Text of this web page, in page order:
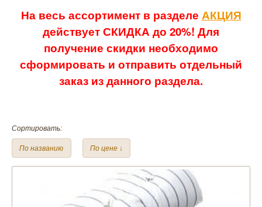
На весь ассортимент в разделе АКЦИЯ
действует СКИДКА до 20%! Для
получение скидки необходимо
сформировать и отправить отдельный
заказ из данного раздела.
Сортировать:
По названию По цене ↓